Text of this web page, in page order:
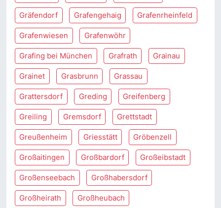
Gräfendorf Grafengehaig Grafenrheinfeld
Grafenwiesen Grafenwöhr
Grafing bei München Grafrath Grainau
Grainet Grasbrunn Grassau
Grattersdorf Greding Greifenberg
Greiling Gremsdorf Grettstadt
Greußenheim Griesstätt Gröbenzell
Großaitingen Großbardorf Großeibstadt
Großenseebach Großhabersdorf
Großheirath Großheubach